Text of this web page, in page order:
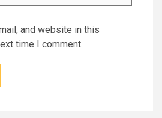
and website in this
time I comment.